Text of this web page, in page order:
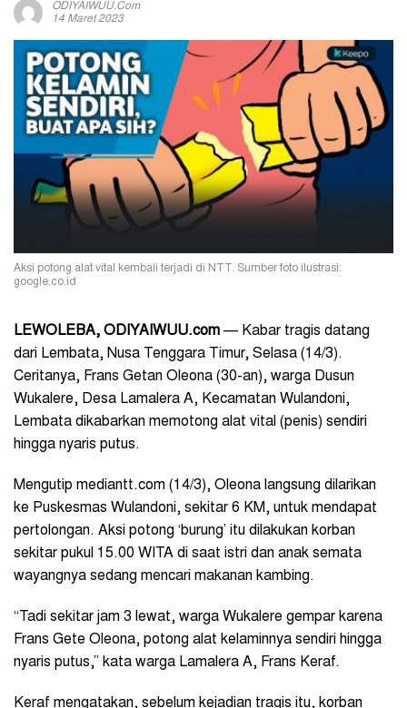
ODIYAIWUU.com
14 Maret 2023
Aksi potong alat vital kembali terjadi di NTT. Sumber foto ilustrasi:
google.co.id
LEWOLEBA, ODIYAIWUU.com — Kabar tragis datang
dari Lembata, Nusa Tenggara Timur, Selasa (14/3).
Ceritanya, Frans Getan Oleona (30-an), warga Dusun
Wukalere, Desa Lamalera A, Kecamatan Wulandoni,
Lembata dikabarkan memotong alat vital (penis) sendiri
hingga nyaris putus.
Mengutip mediantt.com (14/3), Oleona langsung dilarikan
ke Puskesmas Wulandoni, sekitar 6 KM, untuk mendapat
pertolongan. Aksi potong ‘burung’ itu dilakukan korban
sekitar pukul 15.00 WITA di saat istri dan anak semata
wayangnya sedang mencari makanan kambing.
“Tadi sekitar jam 3 lewat, warga Wukalere gempar karena
Frans Gete Oleona, potong alat kelaminnya sendiri hingga
nyaris putus,” kata warga Lamalera A, Frans Keraf.
Keraf mengatakan, sebelum kejadian tragis itu, korban